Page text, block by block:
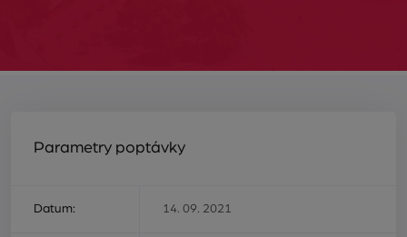
Parametry poptávky
Datum: 14. 09. 2021